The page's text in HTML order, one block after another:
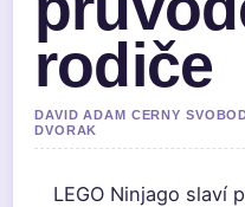
rodiče
DAVID ADAM CERNY
DVORAK
LEGO Ninjago slaví